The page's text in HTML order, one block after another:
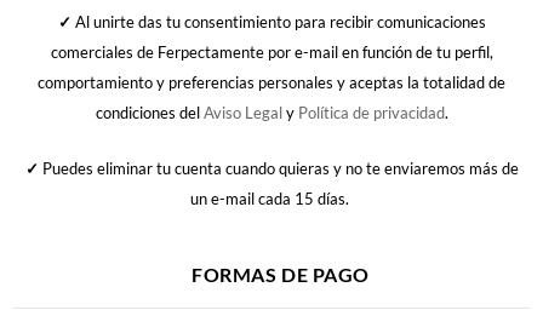
✓ Al unirte das tu consentimiento para recibir comunicaciones
comerciales de Ferpectamente por e-mail en función de tu perfil,
comportamiento y preferencias personales y aceptas la totalidad de
condiciones delAviso Legaly Política de privacidad.
✓ Puedes eliminar tu cuenta cuando quieras y no te enviaremos más de
un e-mail cada 15 días.
FORMAS DE PAGO